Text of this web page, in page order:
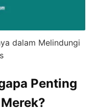
dalam Melindungi
Penting